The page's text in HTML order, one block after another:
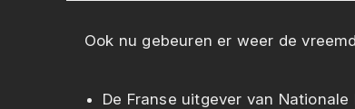
Ook nu gebeuren er weer de
De Franse uitgever van Nationale